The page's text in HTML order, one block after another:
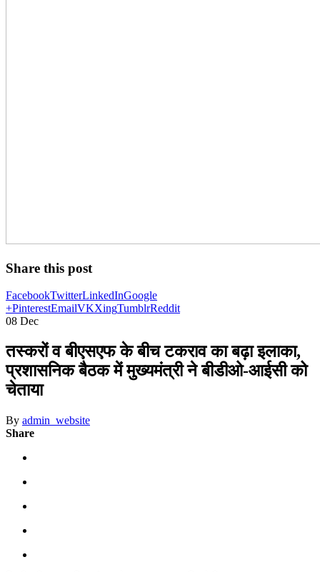
Share this post
FacebookTwitterLinkedInGoogle
+PinterestEmailVKXingTumblrReddit
08 Dec
तस्करों व बीएसएफ के बीच टकराव का बढ़ा इलाका,
प्रशासनिक बैठक में मुख्यमंत्री ने बीडीओ-आईसी को
चेताया
By admin_website
Share